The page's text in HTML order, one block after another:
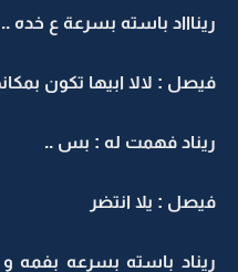
ريناااد باسته بسرعة ع خده ..
فيصل : لالا ابيها تكون
ريناد فهمت له : بس ..
فيصل : يلا انتضر
ريناد باسته بسرعه